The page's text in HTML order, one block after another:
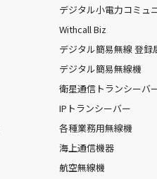
デジタル小電力コミュ
Withcall Biz
デジタル簡易無線 登録
デジタル簡易無線機
衛星通信トランシーバ
IPトランシーバー
各種業務用無線機
海上通信機器
航空無線機